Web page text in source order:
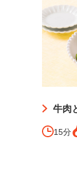
牛肉
15分